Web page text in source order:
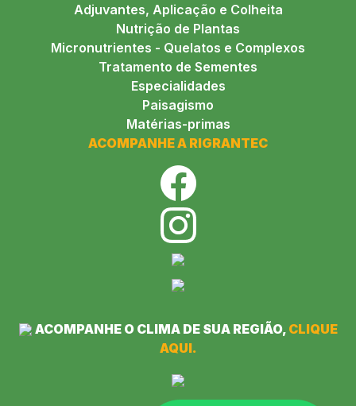
Adjuvantes, Aplicação e Colheita
Nutrição de Plantas
Micronutrientes - Quelatos e Complexos
Tratamento de Sementes
Especialidades
Paisagismo
Matérias-primas
ACOMPANHE A RIGRANTEC
ACOMPANHE O CLIMA DE SUA REGIÃO, CLIQUE
AQUI.